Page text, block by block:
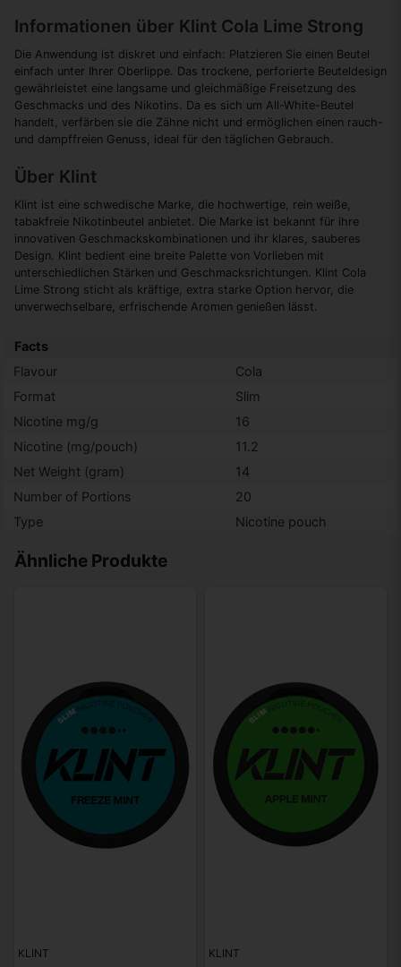
Ähnliche Produkte
KLINT KLINT
Informationen über Klint Cola Lime Strong
Die Anwendung ist diskret und einfach: Platzieren Sie einen Beutel
einfach unter Ihrer Oberlippe. Das trockene, perforierte Beuteldesign
gewährleistet eine langsame und gleichmäßige Freisetzung des
Geschmacks und des Nikotins. Da es sich um All-White-Beutel
handelt, verfärben sie die Zähne nicht und ermöglichen einen rauch-
und dampffreien Genuss, ideal für den täglichen Gebrauch.
Über Klint
Klint ist eine schwedische Marke, die hochwertige, rein weiße,
tabakfreie Nikotinbeutel anbietet. Die Marke ist bekannt für ihre
innovativen Geschmackskombinationen und ihr klares, sauberes
Design. Klint bedient eine breite Palette von Vorlieben mit
unterschiedlichen Stärken und Geschmacksrichtungen. Klint Cola
Lime Strong sticht als kräftige, extra starke Option hervor, die
unverwechselbare, erfrischende Aromen genießen lässt.
Facts
Flavour
Cola
Format
Slim
Nicotine mg/g
16
Nicotine (mg/pouch)
11.2
Net Weight (gram)
14
Number of Portions
20
Type
Nicotine pouch